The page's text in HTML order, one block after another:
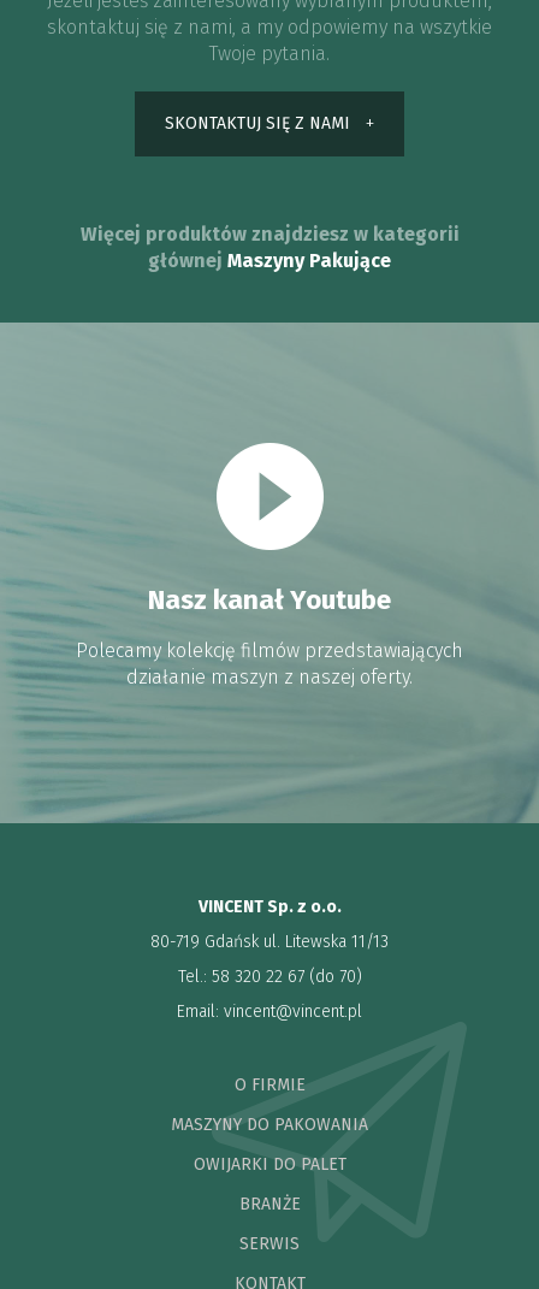
skontaktuj się z nami, a my odpowiemy na wszytkie
Twoje pytania.
SKONTAKTUJ SIĘ Z NAMI
Więcej produktów znajdziesz w kategorii
głównej Maszyny Pakujące
Nasz kanał Youtube
Polecamy kolekcję filmów przedstawiających
działanie maszyn z naszej oferty.
VINCENT Sp. z o.o.
80-719 Gdańsk ul. Litewska 11/13
Tel.: 58 320 22 67 (do 70)
Email: vincent@vincent.pl
O FIRMIE
MASZYNY DO PAKOWANIA
OWIJARKI DO PALET
BRANŻE
SERWIS
KONTAKT